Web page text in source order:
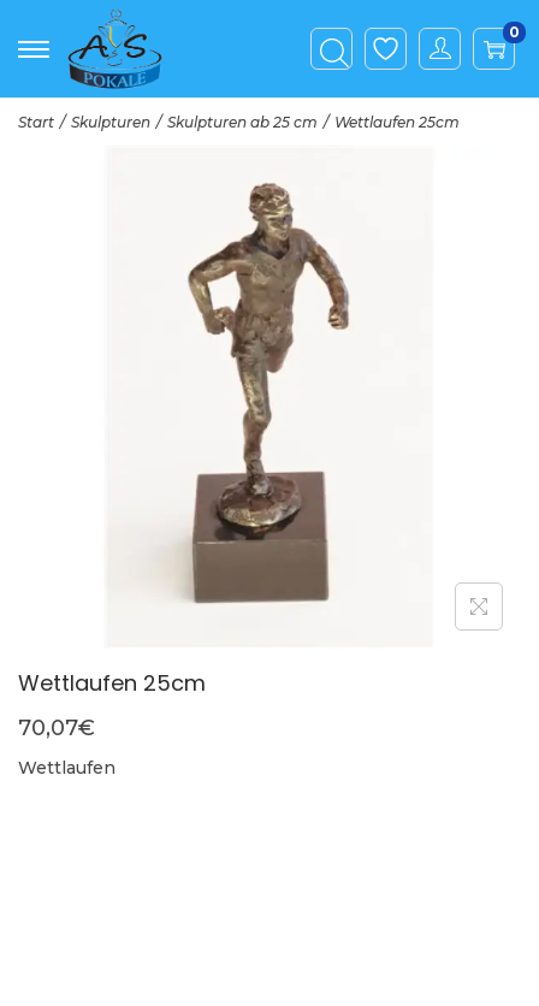
0
Start / Skulpturen / Skulpturen ab 25 cm / Wettlaufen 25cm
Wettlaufen 25cm
70,07€
Wettlaufen